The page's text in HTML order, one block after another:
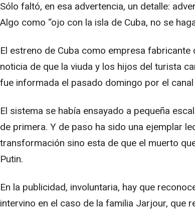
Sólo faltó, en esa advertencia, un detalle:
Algo como “ojo con la isla de Cuba, no se
El estreno de Cuba como empresa
noticia de que la viuda y los hijos del turista
fue informada el pasado domingo por el
El sistema se había ensayado a pequeña
de primera. Y de paso ha sido una ejemplar
transformación sino esta de que el muerto
Putin.
En la publicidad, involuntaria, hay que
intervino en el caso de la familia Jarjour, que